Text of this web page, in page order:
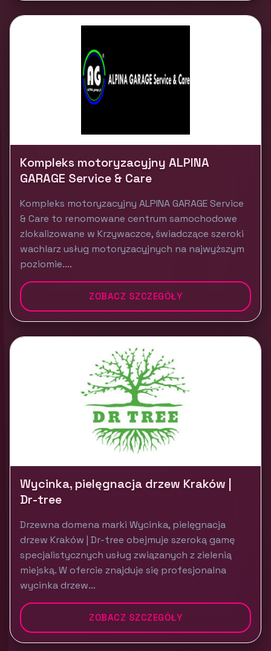
Kompleks motoryzacyjny ALPINA
GARAGE Service & Care
Kompleks motoryzacyjny ALPINA GARAGE Service
& Care to renomowane centrum samochodowe
zlokalizowane w Krzywaczce, świadczące szeroki
wachlarz usług motoryzacyjnych na najwyższym
poziomie....
ZOBACZ SZCZEGÓŁY
Wycinka, pielęgnacja drzew Kraków |
Dr-tree
Drzewna domena marki Wycinka, pielęgnacja
drzew Kraków | Dr-tree obejmuje szeroką gamę
specjalistycznych usług związanych z zielenią
miejską. W ofercie znajduje się profesjonalna
wycinka drzew...
ZOBACZ SZCZEGÓŁY